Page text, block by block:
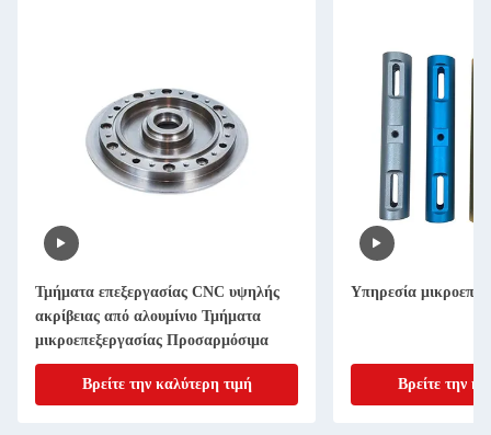
Τμήματα επεξεργασίας CNC υψηλής
ακρίβειας από αλουμίνιο Τμήματα
μικροεπεξεργασίας Προσαρμόσιμα
Βρείτε την καλύτερη τιμή
Υπηρεσία
Βρείτε την